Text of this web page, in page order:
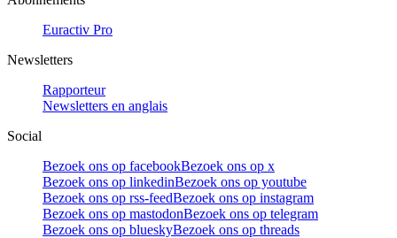
Euractiv Pro
Newsletters
Rapporteur
Newsletters en anglais
Social
Bezoek ons op facebookBezoek ons op x
Bezoek ons op linkedinBezoek ons op youtube
Bezoek ons op rss-feedBezoek ons op instagram
Bezoek ons op mastodonBezoek ons op telegram
Bezoek ons op blueskyBezoek ons op threads